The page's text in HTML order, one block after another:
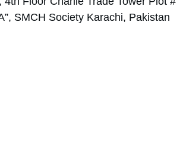
SMCH Society Karachi, Pakistan